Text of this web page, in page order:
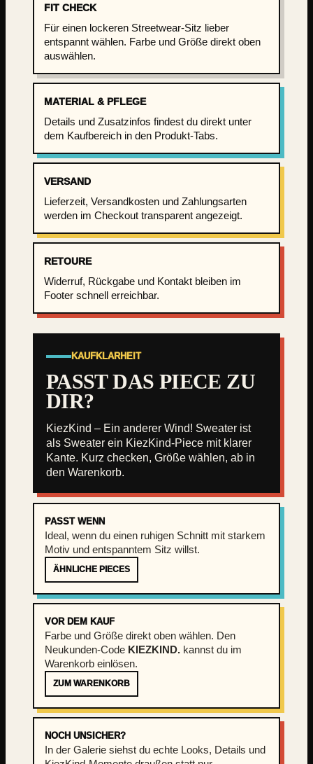
d
–
E
i
n
a
n
d
e
r
e
r
W
i
n
!
S
w
e
e
r
M
e
n
g
e
FIT CHECK
Für einen lockeren Streetwear-Sitz lieber
entspannt wählen. Farbe und Größe direkt oben
auswählen.
MATERIAL & PFLEGE
Details und Zusatzinfos findest du direkt unter
dem Kaufbereich in den Produkt-Tabs.
VERSAND
Lieferzeit, Versandkosten und Zahlungsarten
werden im Checkout transparent angezeigt.
RETOURE
Widerruf, Rückgabe und Kontakt bleiben im
Footer schnell erreichbar.
KAUFKLARHEIT
PASST DAS PIECE ZU
DIR?
KiezKind – Ein anderer Wind! Sweater ist
als Sweater ein KiezKind-Piece mit klarer
Kante. Kurz checken, Größe wählen, ab in
den Warenkorb.
PASST WENN
Ideal, wenn du einen ruhigen Schnitt mit starkem
Motiv und entspanntem Sitz willst.
ÄHNLICHE PIECES
VOR DEM KAUF
Farbe und Größe direkt oben wählen. Den
Neukunden-Code KIEZKIND.kannst du im
Warenkorb einlösen.
ZUM WARENKORB
NOCH UNSICHER?
In der Galerie siehst du echte Looks, Details und